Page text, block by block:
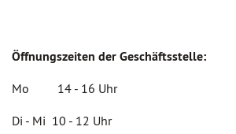
Öffnungszeiten der Geschäftsstelle:
Mo 14 - 16 Uhr
Di - Mi 10 - 12 Uhr